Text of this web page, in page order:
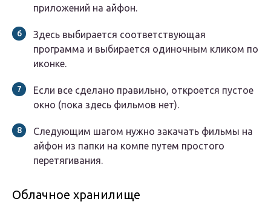
приложений на айфон.
Здесь выбирается соответствующая
программа и выбирается одиночным кликом по
иконке.
Если все сделано правильно, откроется пустое
окно (пока здесь фильмов нет).
Следующим шагом нужно закачать фильмы на
айфон из папки на компе путем простого
перетягивания.
Облачное хранилище